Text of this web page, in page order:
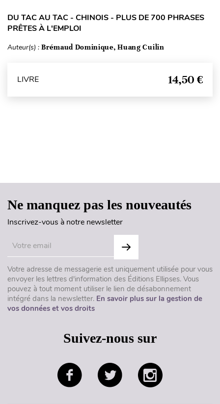
DU TAC AU TAC - CHINOIS - PLUS DE 700 PHRASES
PRÊTES À L'EMPLOI
Auteur(s) : Brémaud Dominique, Huang Cuilin
LIVRE 14,50 €
Ne manquez pas les nouveautés
Inscrivez-vous à notre newsletter
Votre adresse de messagerie est uniquement utilisée pour vous
envoyer les lettres d'information des Éditions Ellipses. Vous
pouvez à tout moment utiliser le lien de désabonnement
intégré dans la newsletter. En savoir plus sur la gestion de
vos données et vos droits
Suivez-nous sur